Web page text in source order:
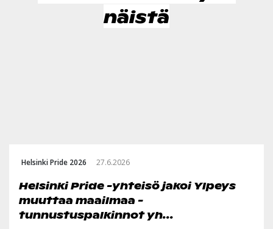
näistä
Helsinki Pride 2026 27.6.2026
Helsinki Pride -yhteisö jakoi Ylpeys
muuttaa maailmaa -
tunnustuspalkinnot yh...